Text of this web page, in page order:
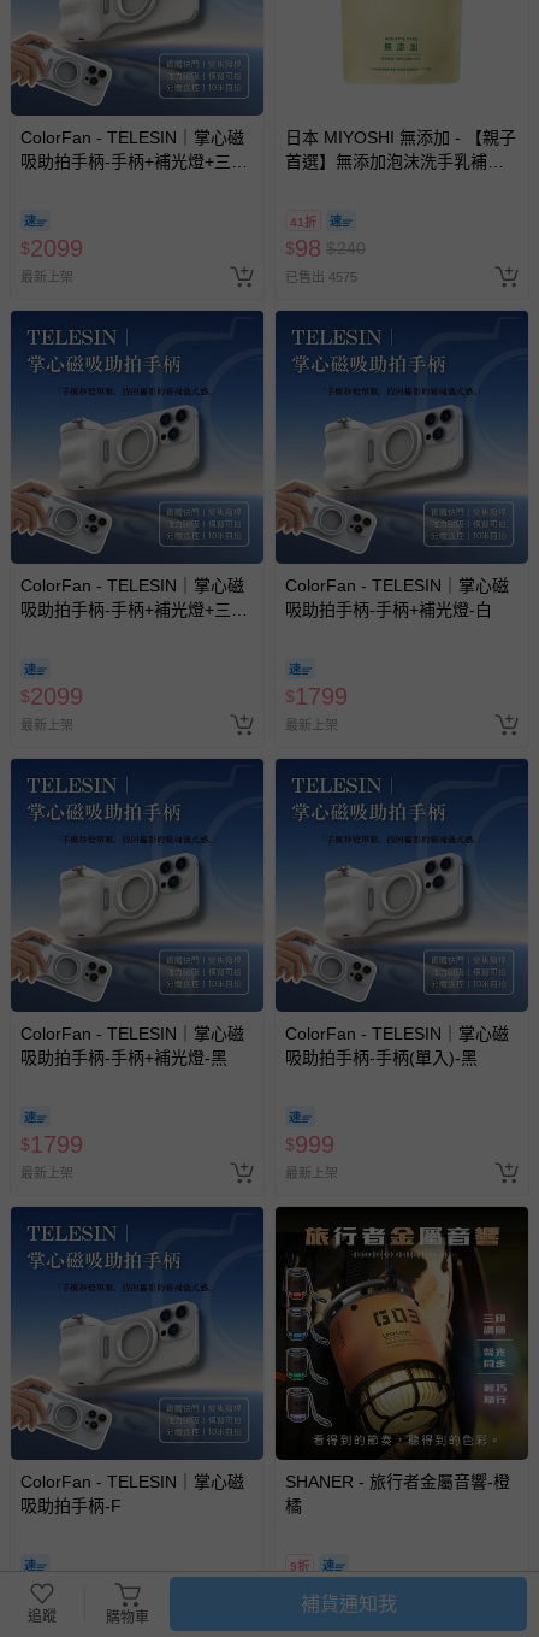
ColorFan - TELESIN｜掌心磁
吸助拍手柄-手柄+補光燈+三腳
$2099
最新上架
日本 MIYOSHI 無添加 - 【親子
首選】無添加泡沫洗手乳補充
41折
$98 $240
已售出 4575
ColorFan - TELESIN｜掌心磁
吸助拍手柄-手柄+補光燈+三腳
$2099
最新上架
ColorFan - TELESIN｜掌心磁
吸助拍手柄-手柄+補光燈-白
$1799
最新上架
ColorFan - TELESIN｜掌心磁
吸助拍手柄-手柄+補光燈-黑
$1799
最新上架
ColorFan - TELESIN｜掌心磁
吸助拍手柄-手柄(單入)-黑
$999
最新上架
ColorFan - TELESIN｜掌心磁
吸助拍手柄-F
999
最新上架
SHANER - 旅行者金屬音響-橙
橘
9折
1599 $ 1780
追蹤 購物車
補貨通知我